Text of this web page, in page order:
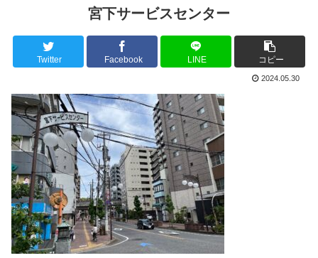
宮下サービスセンター
Twitter Facebook LINE コピー
2024.05.30